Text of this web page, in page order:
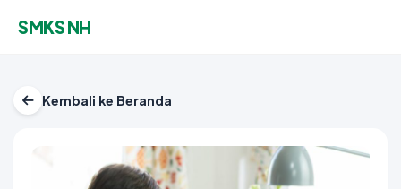
SMKS NH
Kembali ke Beranda